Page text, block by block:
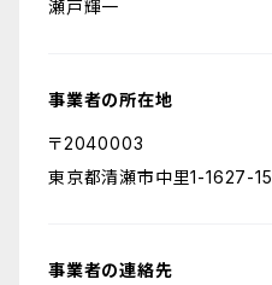
瀬戸輝一
事業者の所在地
〒2040003
東京都清瀬市中里1-1627-15
事業者の連絡先